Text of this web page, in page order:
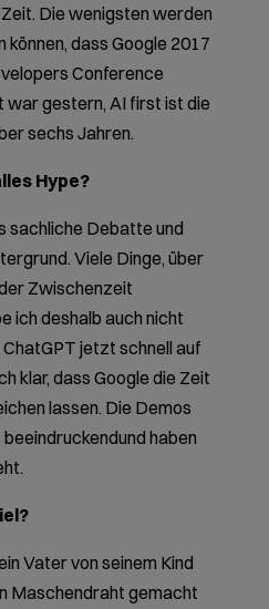
Die wenigsten werden
können, dass Google 2017
Conference
war gestern, AI first ist die
sechs Jahren.
Hype?
sachliche Debatte und
Viele Dinge, über
Zwischenzeit
ich deshalb auch nicht
jetzt schnell auf
klar, dass Google die Zeit
lassen. Die Demos
und haben
Vater von seinem Kind
Maschendraht gemacht